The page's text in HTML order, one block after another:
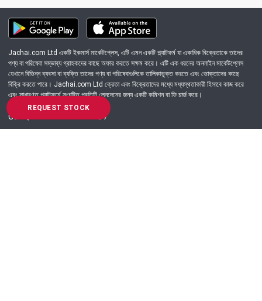
REQUEST STOCK
Jachai.com Ltd একটি ইকমার্স মার্কেটপ্লেস, এটি এমন একটি প্ল্যাটফর্ম যা একাধিক বিক্রেতাকে তাদের
পণ্য বা পরিষেবা সম্ভাব্য গ্রাহকদের কাছে অফার করতে সক্ষম করে। এটি এক ধরনের অনলাইন মার্কেটপ্লেস
যেখানে বিভিন্ন ব্যবসা বা ব্যক্তি তাদের পণ্য বা পরিষেবাগুলিকে তালিকাভুক্ত করতে এবং ভোক্তাদের কাছে
বিক্রি করতে পারে। Jachai.com Ltd ক্রেতা এবং বিক্রেতাদের মধ্যে মধ্যস্থতাকারী হিসাবে কাজ করে
এবং সাধারণত প্ল্যাটফর্মে সংঘটিত প্রতিটি লেনদেনের জন্য একটি কমিশন বা ফি চার্জ করে।
Got Question? Call us 24/7